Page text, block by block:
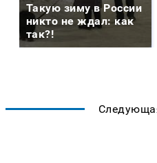
Такую зиму в России
никто не ждал: как
так?!